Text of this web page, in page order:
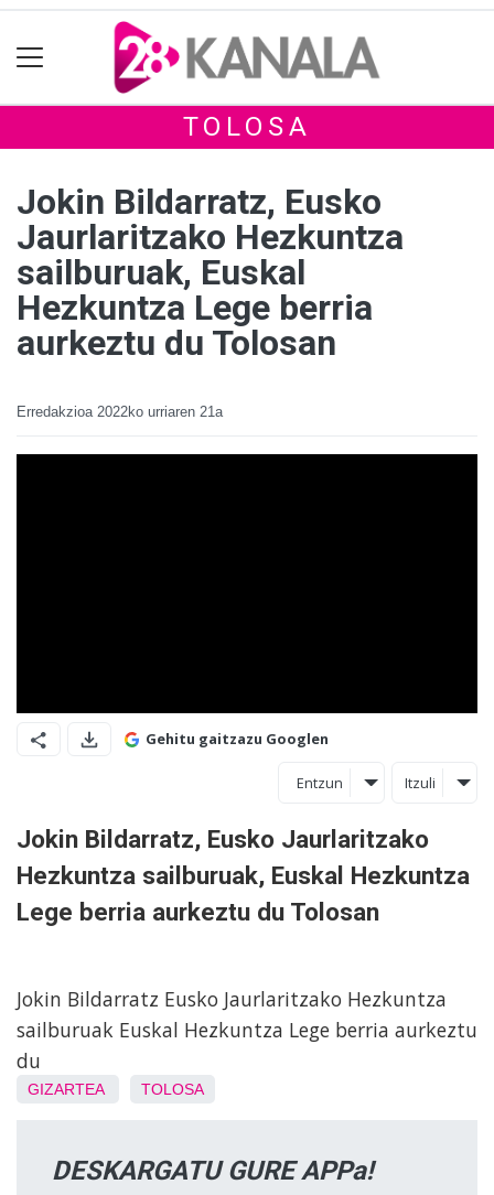
TOLOSA
Jokin Bildarratz, Eusko
Jaurlaritzako Hezkuntza
sailburuak, Euskal
Hezkuntza Lege berria
aurkeztu du Tolosan
Erredakzioa 2022ko urriaren 21a
Gehitu gaitzazu Googlen
Entzun Itzuli
Jokin Bildarratz, Eusko Jaurlaritzako
Hezkuntza sailburuak, Euskal Hezkuntza
Lege berria aurkeztu du Tolosan
Jokin Bildarratz Eusko Jaurlaritzako Hezkuntza
sailburuak Euskal Hezkuntza Lege berria aurkeztu
du
GIZARTEA TOLOSA
DESKARGATU GURE APPa!